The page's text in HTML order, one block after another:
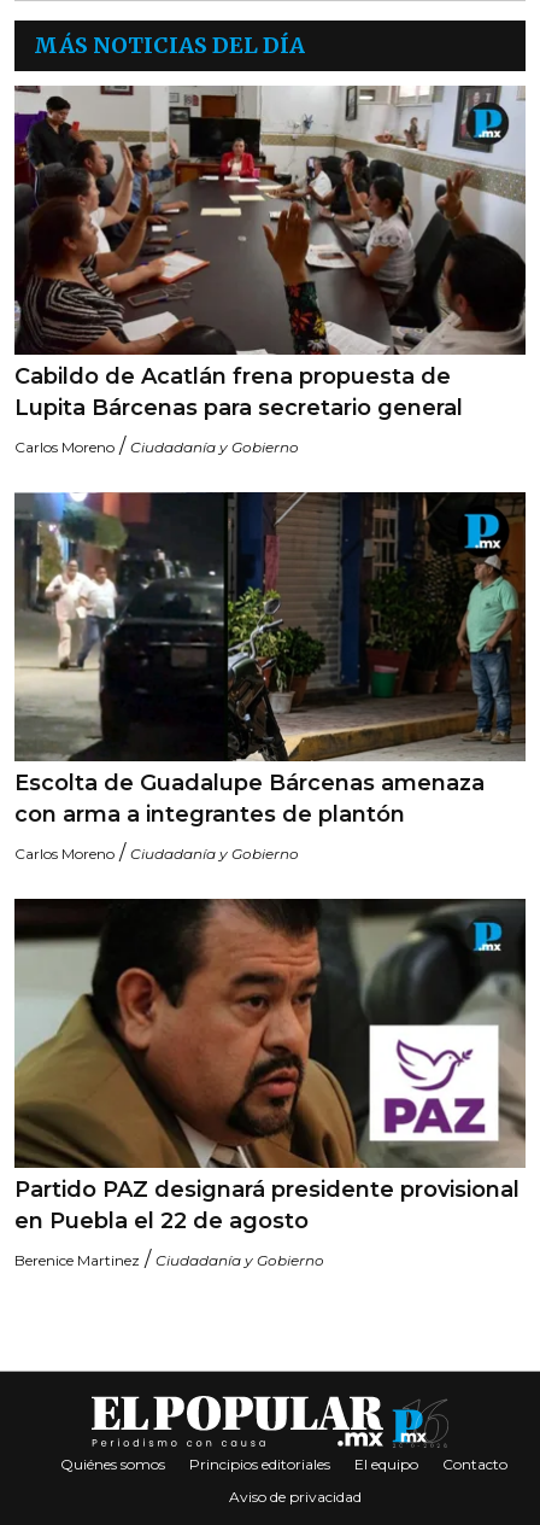
MÁS NOTICIAS DEL DÍA
Cabildo de Acatlán frena propuesta de
Lupita Bárcenas para secretario general
Carlos Moreno / Ciudadanía y Gobierno
Escolta de Guadalupe Bárcenas amenaza
con arma a integrantes de plantón
Carlos Moreno / Ciudadanía y Gobierno
Partido PAZ designará presidente provisional
en Puebla el 22 de agosto
Berenice Martinez / Ciudadanía y Gobierno
Quiénes somos Principios editoriales El equipo
Contacto
Aviso de privacidad